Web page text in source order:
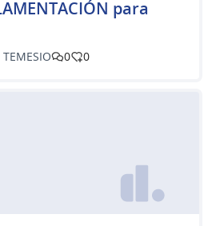
para
TEMESIO 0 0